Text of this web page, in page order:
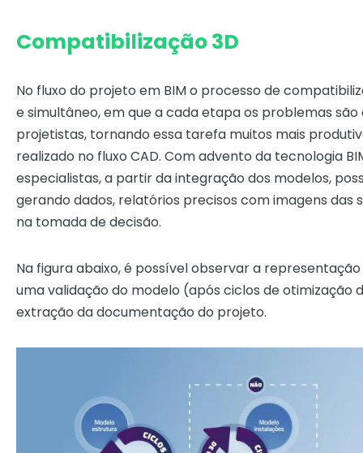
Compatibilização 3D
No fluxo do projeto em BIM o processo de
e simultâneo, em que a cada etapa os problemas
projetistas, tornando essa tarefa muitos mais
realizado no fluxo CAD. Com advento da tecnologia
especialistas, a partir da integração dos modelos,
gerando dados, relatórios precisos com imagens
na tomada de decisão.
Na figura abaixo, é possível observar a
uma validação do modelo (após ciclos de otimização
extração da documentação do projeto.